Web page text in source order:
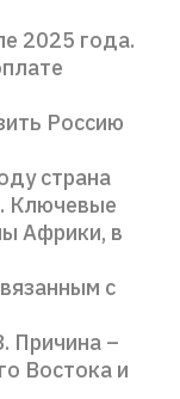
2025 года.
Россию
страна
Ключевые
Африки, в
с
Причина –
Востока и